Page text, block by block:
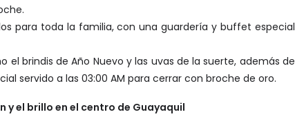
para toda la familia, con una guardería y buffet especial
el brindis de Año Nuevo y las uvas de la suerte, además de
servido a las 03:00 AM para cerrar con broche de oro.
y el brillo en el centro de Guayaquil